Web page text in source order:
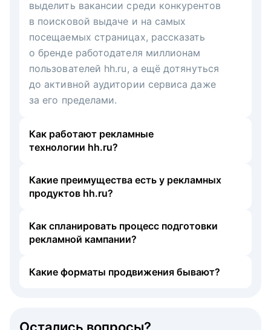
выделить вакансии среди конкурентов
в поисковой выдаче и на самых
посещаемых страницах, рассказать
о бренде работодателя миллионам
пользователей hh.ru, а ещё дотянуться
до активной аудитории сервиса даже
за его пределами.
Как работают рекламные
технологии hh.ru?
Какие преимущества есть у рекламных
продуктов hh.ru?
Как спланировать процесс подготовки
рекламной кампании?
Какие форматы продвижения бывают?
Остались вопросы?